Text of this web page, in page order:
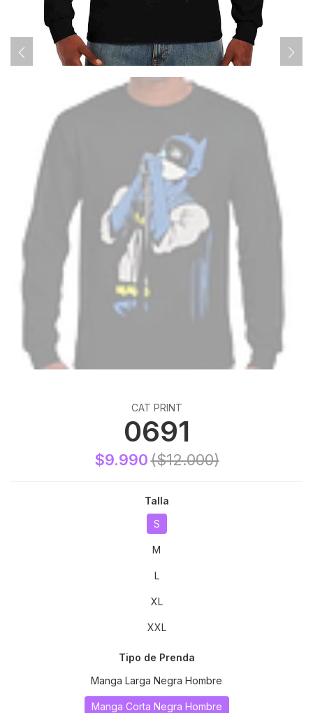
CAT PRINT
0691
$9.990($12.000)
Talla
S
M
L
XL
XXL
Tipo de Prenda
Manga Larga Negra Hombre
Manga Corta Negra Hombre